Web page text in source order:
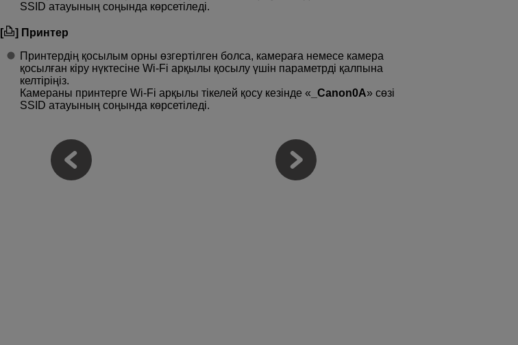
SSID атауының соңында көрсетіледі.
[
] Принтер
Принтердің қосылым орны өзгертілген болса, камераға немесе камера
қосылған кіру нүктесіне Wi-Fi арқылы қосылу үшін параметрді қалпына
келтіріңіз.
Камераны принтерге Wi-Fi арқылы тікелей қосу кезінде « _Canon0A» сөзі
SSID атауының соңында көрсетіледі.